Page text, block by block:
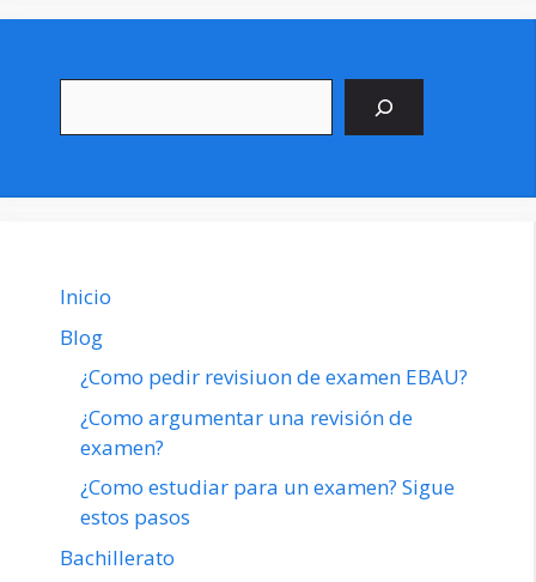
Inicio
Blog
¿Como pedir revisiuon de examen EBAU?
¿Como argumentar una revisión de
examen?
¿Como estudiar para un examen? Sigue
estos pasos
Bachillerato